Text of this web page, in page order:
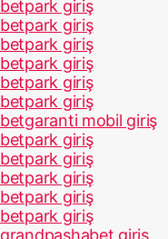
betpark giriş
betpark giriş
betpark giriş
betpark giriş
betpark giriş
betpark giriş
betgaranti mobil giriş
betpark giriş
betpark giriş
betpark giriş
betpark giriş
betpark giriş
grandpashabet giriş